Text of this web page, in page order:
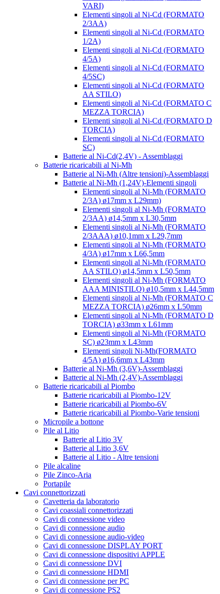
VARI)
Elementi singoli al Ni-Cd (FORMATO
2/3AA)
Elementi singoli al Ni-Cd (FORMATO
1/2A)
Elementi singoli al Ni-Cd (FORMATO
4/5A)
Elementi singoli al Ni-Cd (FORMATO
4/5SC)
Elementi singoli al Ni-Cd (FORMATO
AA STILO)
Elementi singoli al Ni-Cd (FORMATO C
MEZZA TORCIA)
Elementi singoli al Ni-Cd (FORMATO D
TORCIA)
Elementi singoli al Ni-Cd (FORMATO
SC)
Batterie al Ni-Cd(2,4V) - Assemblaggi
Batterie ricaricabili al Ni-Mh
Batterie al Ni-Mh (Altre tensioni)-Assemblaggi
Batterie al Ni-Mh (1,24V)-Elementi singoli
Elementi singoli al Ni-Mh (FORMATO
2/3A) ø17mm x L29mm)
Elementi singoli al Ni-Mh (FORMATO
2/3AA) ø14,5mm x L30,5mm
Elementi singoli al Ni-Mh (FORMATO
2/3AAA) ø10,1mm x L29,7mm
Elementi singoli al Ni-Mh (FORMATO
4/3A) ø17mm x L66,5mm
Elementi singoli al Ni-Mh (FORMATO
AA STILO) ø14,5mm x L50,5mm
Elementi singoli al Ni-Mh (FORMATO
AAA MINISTILO) ø10,5mm x L44,5mm
Elementi singoli al Ni-Mh (FORMATO C
MEZZA TORCIA) ø26mm x L50mm
Elementi singoli al Ni-Mh (FORMATO D
TORCIA) ø33mm x L61mm
Elementi singoli al Ni-Mh (FORMATO
SC) ø23mm x L43mm
Elementi singoli Ni-Mh(FORMATO
4/5A) ø16,6mm x L43mm
Batterie al Ni-Mh (3,6V)-Assemblaggi
Batterie al Ni-Mh (2,4V)-Assemblaggi
Batterie ricaricabili al Piombo
Batterie ricaricabili al Piombo-12V
Batterie ricaricabili al Piombo-6V
Batterie ricaricabili al Piombo-Varie tensioni
Micropile a bottone
Pile al Litio
Batterie al Litio 3V
Batterie al Litio 3,6V
Batterie al Litio - Altre tensioni
Pile alcaline
Pile Zinco-Aria
Portapile
Cavi connettorizzati
Cavetteria da laboratorio
Cavi coassiali connettorizzati
Cavi di connessione video
Cavi di connessione audio
Cavi di connessione audio-video
Cavi di connessione DISPLAY PORT
Cavi di connessione dispositivi APPLE
Cavi di connessione DVI
Cavi di connessione HDMI
Cavi di connessione per PC
Cavi di connessione PS2